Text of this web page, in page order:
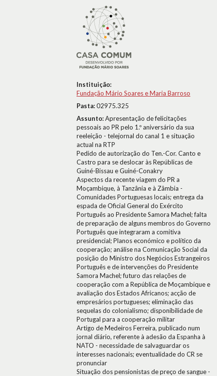
Instituição:
Fundação Mário Soares e Maria Barroso
Pasta:02975.325
Assunto:Apresentação de felicitações
pessoais ao PR pelo 1.º aniversário da sua
reeleição - telejornal do canal 1 e situação
actual na RTP
Pedido de autorização do Ten.-Cor. Canto e
Castro para se deslocar às Repúblicas de
Guiné-Bissau e Guiné-Conakry
Aspectos da recente viagem do PR a
Moçambique, à Tanzânia e à Zâmbia -
Comunidades Portuguesas locais; entrega da
espada de Oficial General do Exército
Português ao Presidente Samora Machel; falta
de preparação de alguns membros do Governo
Português que integraram a comitiva
presidencial; Planos económico e político da
cooperação; análise na Comunicação Social da
posição do Ministro dos Negócios Estrangeiros
Português e de intervenções do Presidente
Samora Machel; futuro das relações de
cooperação com a República de Moçambique e
avaliação dos Estados Africanos; acção de
empresários portugueses; eliminação das
sequelas do colonialismo; disponibilidade de
Portugal para a cooperação militar
Artigo de Medeiros Ferreira, publicado num
jornal diário, referente à adesão da Espanha à
NATO - necessidade de salvaguardar os
interesses nacionais; eventualidade do CR se
pronunciar
Situação dos pensionistas de preço de sangue -